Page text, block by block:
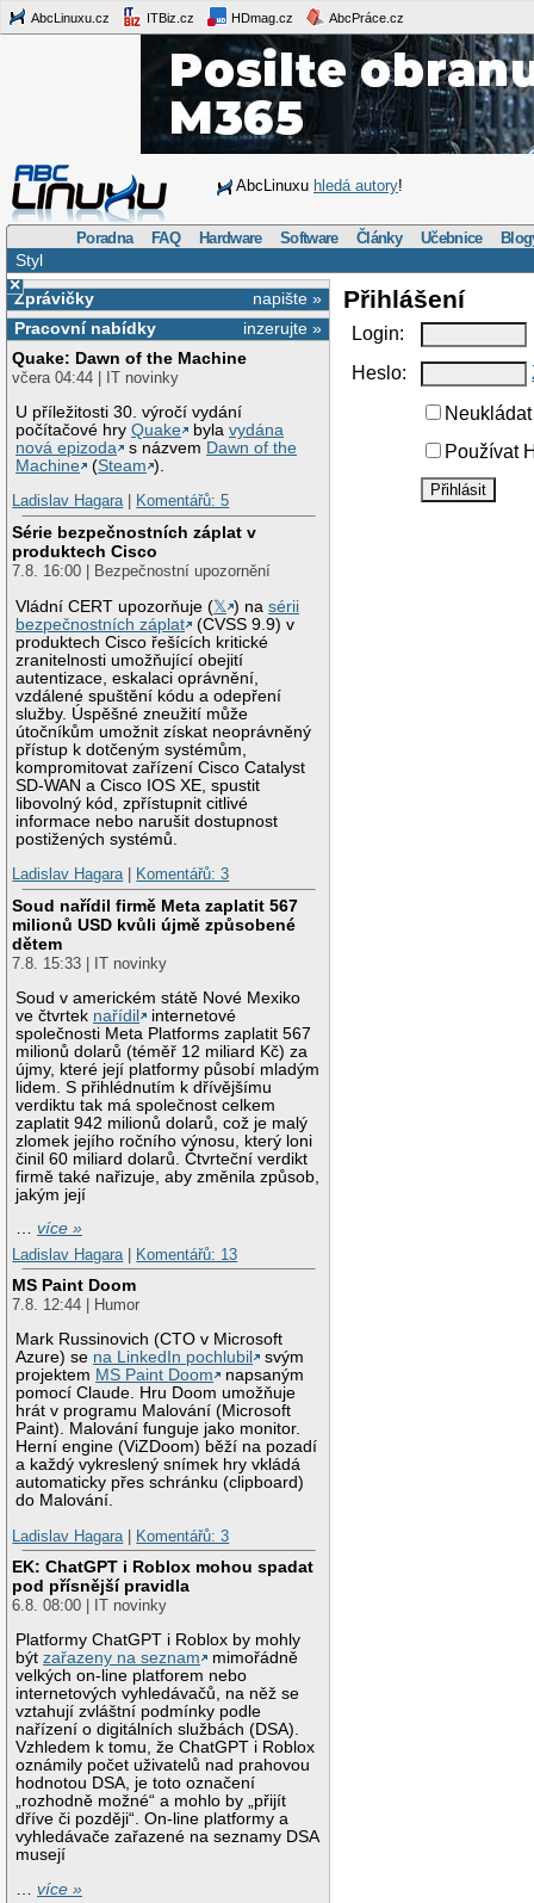
AbcLinuxu.cz ITBiz.cz HDmag.cz AbcPráce.cz
AbcLinuxu hledá autory!
Poradna FAQ Hardware Software Články Učebnice
Styl
×
napište »
Zprávičky
inzerujte »
Pracovní nabídky
Quake: Dawn of the Machine
včera 04:44 | IT novinky
U příležitosti 30. výročí vydání
počítačové hryQuake bylavydána
nová epizoda
s názvem Dawn of the
Machine
(Steam ).
Ladislav Hagara| Komentářů: 5
Série bezpečnostních záplat v
produktech Cisco
7.8. 16:00 | Bezpečnostní upozornění
Vládní CERT upozorňuje (𝕏 ) nasérii
bezpečnostních záplat
(CVSS 9.9) v
produktech Cisco řešících kritické
zranitelnosti umožňující obejití
autentizace, eskalaci oprávnění,
vzdálené spuštění kódu a odepření
služby. Úspěšné zneužití může
útočníkům umožnit získat neoprávněný
přístup k dotčeným systémům,
kompromitovat zařízení Cisco Catalyst
SD-WAN a Cisco IOS XE, spustit
libovolný kód, zpřístupnit citlivé
informace nebo narušit dostupnost
postižených systémů.
Ladislav Hagara| Komentářů: 3
Soud nařídil firmě Meta zaplatit 567
milionů USD kvůli újmě způsobené
dětem
7.8. 15:33 | IT novinky
Soud v americkém státě Nové Mexiko
ve čtvrtek nařídil
internetové
společnosti Meta Platforms zaplatit 567
milionů dolarů (téměř 12 miliard Kč) za
újmy, které její platformy působí mladým
lidem. S přihlédnutím k dřívějšímu
verdiktu tak má společnost celkem
zaplatit 942 milionů dolarů, což je malý
zlomek jejího ročního výnosu, který loni
činil 60 miliard dolarů. Čtvrteční verdikt
firmě také nařizuje, aby změnila způsob,
jakým její
…více »
Ladislav Hagara
Komentářů: 13
MS Paint Doom
7.8. 12:44 | Humor
Mark Russinovich (CTO v Microsoft
Azure) se na LinkedIn pochlubil
svým
projektem MS Paint Doom
napsaným
pomocí Claude. Hru Doom umožňuje
hrát v programu Malování (Microsoft
Paint). Malování funguje jako monitor.
Herní engine (ViZDoom) běží na pozadí
a každý vykreslený snímek hry vkládá
automaticky přes schránku (clipboard)
do Malování.
Ladislav Hagara
Komentářů: 3
EK: ChatGPT i Roblox mohou spadat
pod přísnější pravidla
6.8. 08:00 | IT novinky
Platformy ChatGPT i Roblox by mohly
býtzařazeny na seznam
mimořádně
velkých on-line platforem nebo
internetových vyhledávačů, na něž se
vztahují zvláštní podmínky podle
nařízení o digitálních službách (DSA).
Vzhledem k tomu, že ChatGPT i Roblox
oznámily počet uživatelů nad prahovou
hodnotou DSA, je toto označení
„rozhodně možné“ a mohlo by „přijít
dříve či později“. On-line platformy a
vyhledávače zařazené na seznamy DSA
musejí
…více »
Přihlášení
Login:
Heslo:
Používat